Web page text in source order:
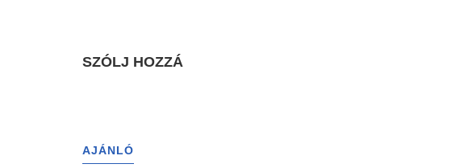
SZÓLJ HOZZÁ
AJÁNLÓ